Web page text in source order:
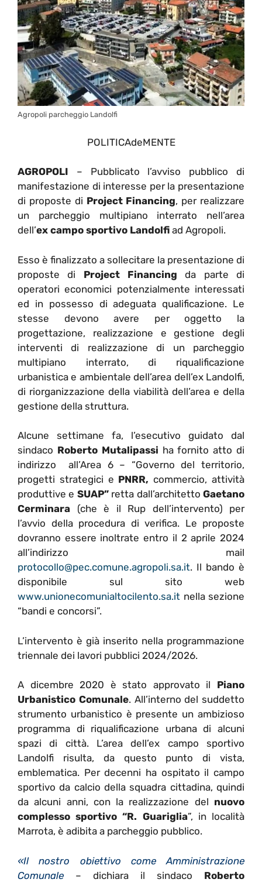
Agropoli parcheggio Landolfi
POLITICAdeMENTE
AGROPOLI – Pubblicato l’avviso pubblico di
manifestazione di interesse per la presentazione
di proposte di Project Financing, per realizzare
un parcheggio multipiano interrato nell’area
dell’ex campo sportivo Landolfi ad Agropoli.
Esso è finalizzato a sollecitare la presentazione di
proposte di Project Financing da parte di
operatori economici potenzialmente interessati
ed in possesso di adeguata qualificazione. Le
stesse devono avere per oggetto la
progettazione, realizzazione e gestione degli
interventi di realizzazione di un parcheggio
multipiano interrato, di riqualificazione
urbanistica e ambientale dell’area dell’ex Landolfi,
di riorganizzazione della viabilità dell’area e della
gestione della struttura.
Alcune settimane fa, l’esecutivo guidato dal
sindaco Roberto Mutalipassi ha fornito atto di
indirizzo all’Area 6 – “Governo del territorio,
progetti strategici e PNRR, commercio, attività
produttive e SUAP”retta dall’architettoGaetano
Cerminara (che è il Rup dell’intervento) per
l’avvio della procedura di verifica. Le proposte
dovranno essere inoltrate entro il 2 aprile 2024
all’indirizzo mail
protocollo@pec.comune.agropoli.sa.it. Il bando è
disponibile sul sito web
www.unionecomunialtocilento.sa.it nella sezione
“bandi e concorsi”.
L’intervento è già inserito nella programmazione
triennale dei lavori pubblici 2024/2026.
A dicembre 2020 è stato approvato il Piano
Urbanistico Comunale. All’interno del suddetto
strumento urbanistico è presente un ambizioso
programma di riqualificazione urbana di alcuni
spazi di città. L’area dell’ex campo sportivo
Landolfi risulta, da questo punto di vista,
emblematica. Per decenni ha ospitato il campo
sportivo da calcio della squadra cittadina, quindi
da alcuni anni, con la realizzazione del nuovo
complesso sportivo “R. Guariglia”, in località
Marrota, è adibita a parcheggio pubblico.
«Il nostro obiettivo come Amministrazione
Comunale – dichiara il sindaco Roberto